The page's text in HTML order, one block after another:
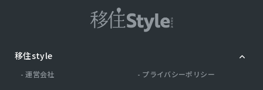
移住style
運営会社 プライバシーポリシー